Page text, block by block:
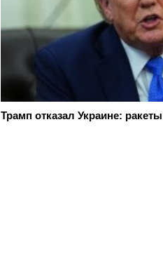
Трамп отказал Украине: